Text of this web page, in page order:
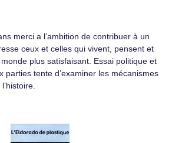
merci a l’ambition de contribuer à un
ceux et celles qui vivent, pensent et
plus satisfaisant. Essai politique et
parties tente d’examiner les mécanismes